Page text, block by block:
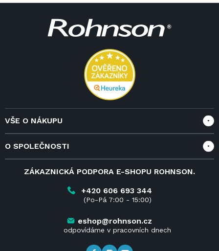
VŠE O NÁKUPU
Doprava a služby
Reklamace
Vrácení zboží do 14 dnů
O SPOLEČNOSTI
ZÁKAZNICKÁ PODPORA E-SHOPU ROHNSON.
+420 606 693 344
(Po-Pá 7:00 - 15:00)
eshop@rohnson.cz
odpovídáme v pracovních dnech